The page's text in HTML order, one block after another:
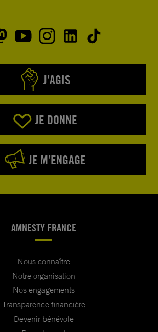
J’AGIS
JE DONNE
JE M’ENGAGE
AMNESTY FRANCE
Nous connaître
Notre organisation
Nos engagements
Transparence financière
Devenir bénévole